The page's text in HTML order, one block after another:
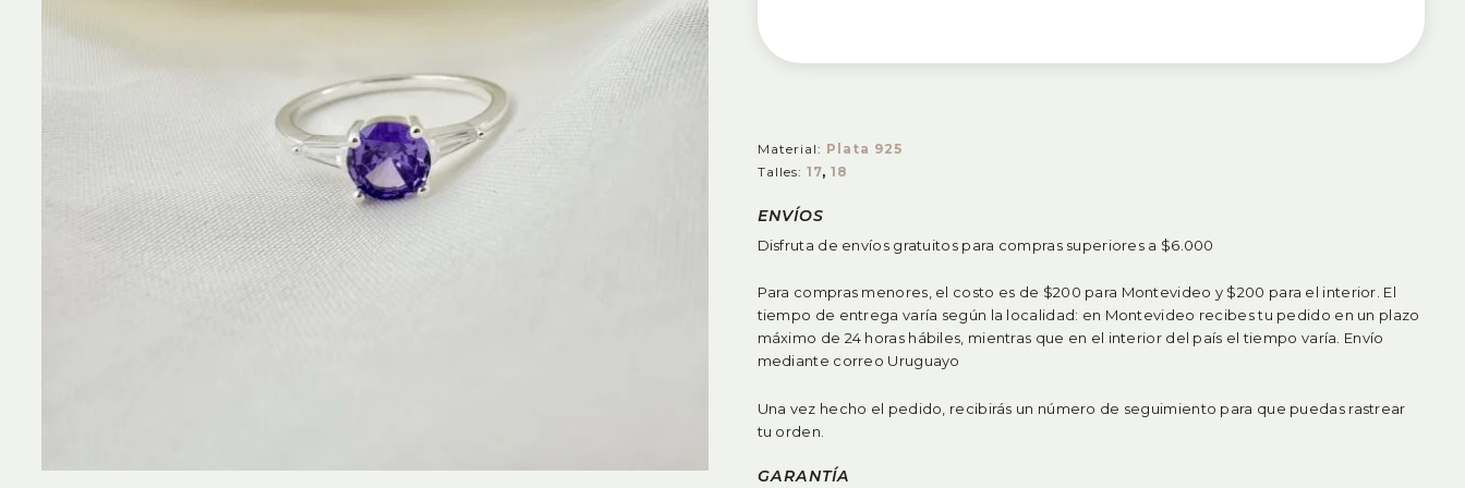
Material: Plata 925
Talles: 17, 18
ENVÍOS
Disfruta de envíos gratuitos para compras superiores a $6.000
Para compras menores, el costo es de $200 para Montevideo y $200 para el interior. El
tiempo de entrega varía según la localidad: en Montevideo recibes tu pedido en un plazo
máximo de 24 horas hábiles, mientras que en el interior del país el tiempo varía. Envío
mediante correo Uruguayo
Una vez hecho el pedido, recibirás un número de seguimiento para que puedas rastrear
tu orden.
GARANTÍA